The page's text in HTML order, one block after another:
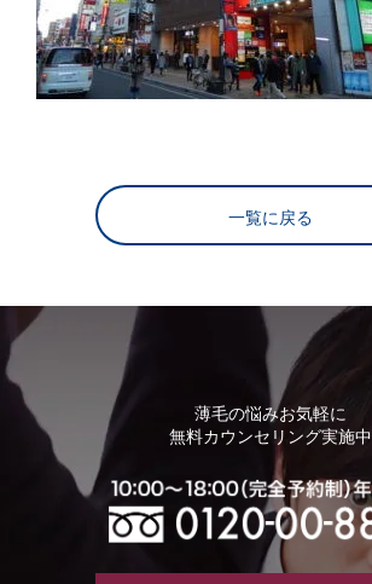
一覧に戻る
薄毛の悩みお気軽に
無料カウンセリング実施中